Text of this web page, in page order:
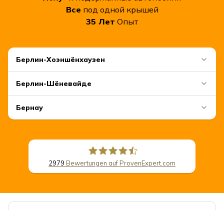
Все под одной крышей
35 Лет Опыт
Берлин-Хоэншёнхаузен
Берлин-Шёневайде
Бернау
2979 Bewertungen auf ProvenExpert.com